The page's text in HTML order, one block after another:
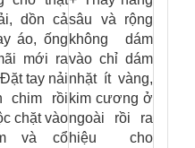
dồn cả
áo, ống
mới ra
tay nải
chim rồi
chặt vào
và cổ
sâu và rộng
không dám
vào chỉ dám
nhặt ít vàng,
kim cương ở
ngoài rồi ra
hiệu cho